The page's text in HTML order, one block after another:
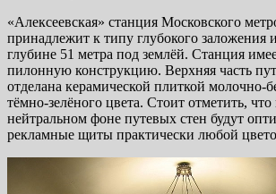
«Алексеевская» станция Московского
принадлежит к типу глубокого заложения
глубине 51 метра под землёй. Станция
пилонную конструкцию. Верхняя часть
отделана керамической плиткой молочно-
тёмно-зелёного цвета. Стоит отметить, что
нейтральном фоне путевых стен будут
рекламные щиты практически любой